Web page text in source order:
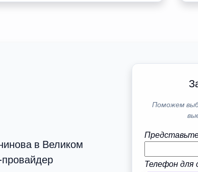
в Великом
провайдер
Поможем
Телефон для